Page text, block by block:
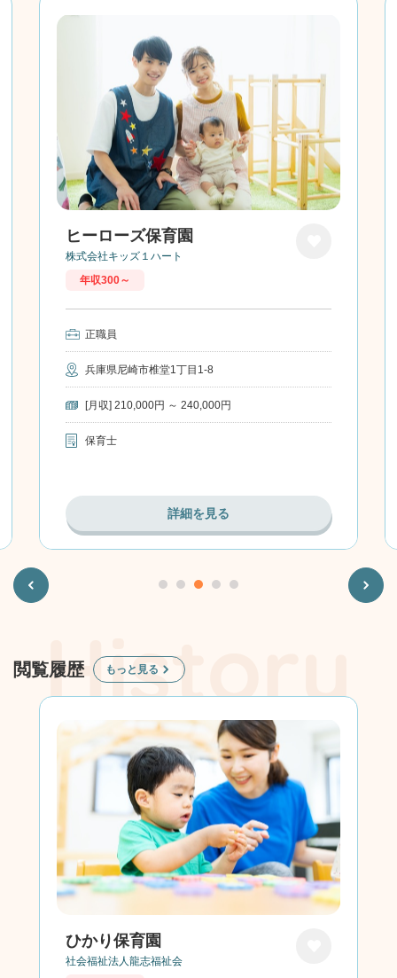
Previous
ヒーローズ保育園
株式会社キッズ１ハート
年収300～
正職員
兵庫県尼崎市椎堂1丁目1-8
[月収] 210,000円 ～ 240,000円
保育士
詳細を見る
Next
閲覧履歴 もっと見る
ひかり保育園
社会福祉法人龍志福祉会